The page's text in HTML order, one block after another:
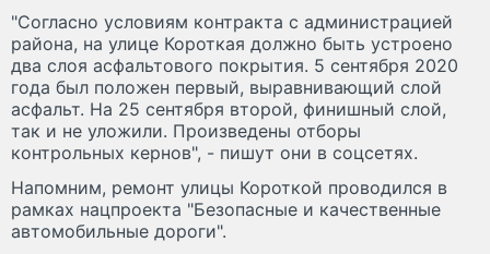
"Согласно условиям контракта с администрацией
района, на улице Короткая должно быть устроено
два слоя асфальтового покрытия. 5 сентября 2020
года был положен первый, выравнивающий слой
асфальт. На 25 сентября второй, финишный слой,
так и не уложили. Произведены отборы
контрольных кернов", - пишут они в соцсетях.
Напомним, ремонт улицы Короткой проводился в
рамках нацпроекта "Безопасные и качественные
автомобильные дороги".